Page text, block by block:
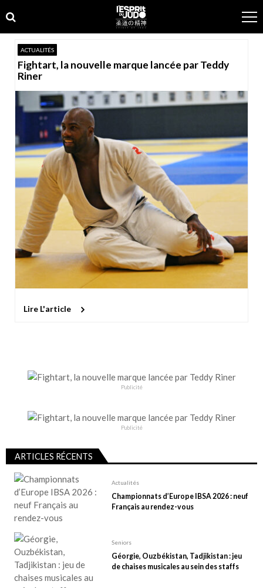
to
navigation
to
content
ACTUALITÉS
Fightart, la nouvelle marque lancée par Teddy
Riner
Lire L'article
Publicité
Publicité
ARTICLES RÉCENTS
Actualités
Championnats d’Europe IBSA 2026 : neuf
Français au rendez-vous
Seniors
Géorgie, Ouzbékistan, Tadjikistan : jeu
de chaises musicales au sein des staffs